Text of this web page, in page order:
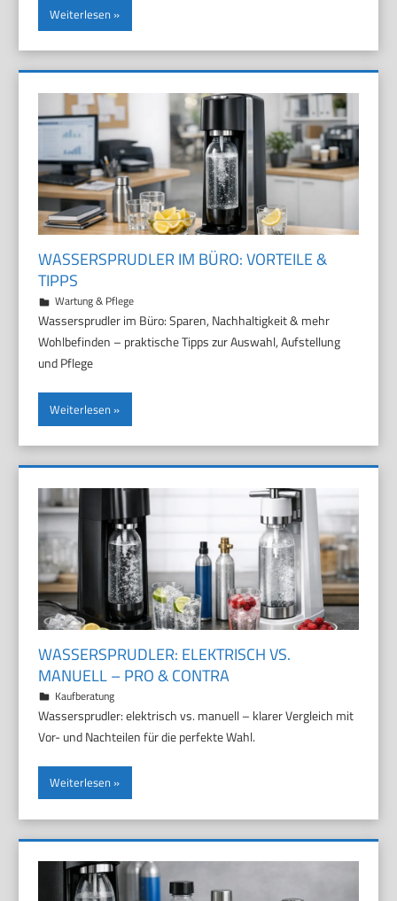
Weiterlesen
WASSERSPRUDLER IM BÜRO: VORTEILE &
TIPPS
29. März 2026
Marco
Wartung & Pflege
Wassersprudler im Büro: Sparen, Nachhaltigkeit & mehr
Wohlbefinden – praktische Tipps zur Auswahl, Aufstellung
und Pflege
Weiterlesen
WASSERSPRUDLER: ELEKTRISCH VS.
MANUELL – PRO & CONTRA
29. März 2026
Marco
Kaufberatung
Wassersprudler: elektrisch vs. manuell – klarer Vergleich mit
Vor- und Nachteilen für die perfekte Wahl.
Weiterlesen